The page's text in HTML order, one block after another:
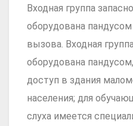
Входная группа
оборудована
вызова. Входная
оборудована
доступ в здания
населения; для
слуха имеется